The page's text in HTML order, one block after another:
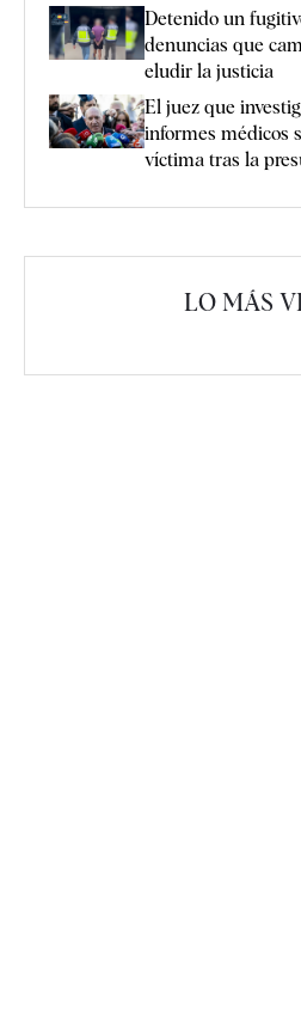
Detenido un
denuncias que
eludir la justicia
El juez que
informes médicos
víctima tras la
LO MÁS